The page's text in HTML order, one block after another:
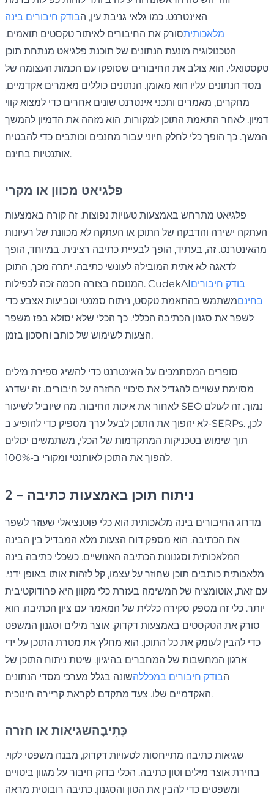
האינטרנט. כמו גלאי גניבת עין, הבודק חיבורים בינה
מלאכותיתסורק את החיבורים לאיתור טקסטים תואמים.
הטכנולוגיה מונעת הנתונים של תוכנת פלגיאט מנתחת תוכן
טקסטואלי. הוא צולב את החיבורים שסופקו עם הכמות העצומה של
מסד הנתונים עליו הוא מאומן. הנתונים כוללים מאמרים אקדמיים,
מחקרים, מאמרים ותכני אינטרנט שונים אחרים כדי למצוא קווי
דמיון. לאחר התאמת התוכן למקורות, הוא מזהה את הדמיון להמשך
המשך. כך הופך כלי לחלק חיוני עבור מחנכים וכותבים כדי להבטיח
אותנטיות בחינם.
פלגיאט מכוון או מקרי
פלגיאט מתרחש באמצעות טעויות נפוצות. זה קורה באמצעות
העתקה ישירה והדבקה של התוכן או העתקה לא מכוונת של רעיונות
מהאינטרנט. זה, בעתיד, הופך לבעיית כתיבה רצינית. במיוחד, הופך
לדאגה לא אתית המובילה לעונשי כתיבה. יתרה מכך, התוכן
המנוסח בצורה חכמה זכה לכפילות. CudekAIבודק חיבורים
בחינםמשתמש בהתאמת טקסט, ניתוח סמנטי וטביעות אצבע כדי
לשפר את סגנון הכתיבה הכללי. כך הכלי שלא יסולא בפז משפר
הצעות לשימוש של כותב וחסכון בזמן.
סופרים המסתמכים על האינטרנט כדי להשיג ספירת מילים
מסוימת עשויים להגדיל את סיכויי החזרה על חיבורים. זה ישדרג
לאחור את איכות החיבור, מה שיוביל לשיעור SEO נמוך. זה לעולם
לא יהפוך את התוכן לבעל ערך מספיק כדי להופיע ב-SERPs. לכן,
תוך שימוש בטכניקות המתקדמות של הכלי, משתמשים יכולים
להפוך את התוכן לאותנטי ומקורי ב-100%.
2 - ניתוח תוכן באמצעות כתיבה
מדרוג החיבורים בינה מלאכותית הוא כלי פוטנציאלי שעוזר לשפר
את הכתיבה. הוא מספק דוח הצעות מלא המבדיל בין הבינה
המלאכותית וסגנונות הכתיבה האנושיים. כשכלי כתיבה בינה
מלאכותית כותבים תוכן שחוזר על עצמו, קל לזהות אותו באופן ידני.
עם זאת, אוטומציה של המשימה בעזרת כלי מקוון היא פרודוקטיבית
יותר. כלי זה מספק סקירה כללית של המאמר עם ציון הכתיבה. הוא
סורק את הטקסטים באמצעות דקדוק, אוצר מילים וסגנון המשפט
כדי להבין לעומק את כל התוכן. הוא מחלץ את מטרת התוכן על ידי
ארגון המחשבות של המחברים בהיגיון. שיטת ניתוח התוכן של
הבודק חיבורים במכללהשונה בגלל מערכי מסדי הנתונים
האקדמיים שלו. צעד מתקדם לקראת קריירה חינוכית.
כְּתִיבָהשגיאות או חזרה
שגיאות כתיבה מתייחסות לטעויות דקדוק, מבנה משפטי לקוי,
בחירת אוצר מילים וטון כתיבה. הכלי בדוק חיבור על מגוון ביטויים
ומשפטים כדי להבין את הטון והסגנון. כתיבה רובוטית מראה